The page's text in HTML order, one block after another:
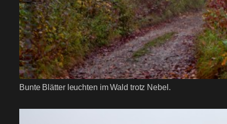
Bunte Blätter leuchten im Wald trotz Nebel.